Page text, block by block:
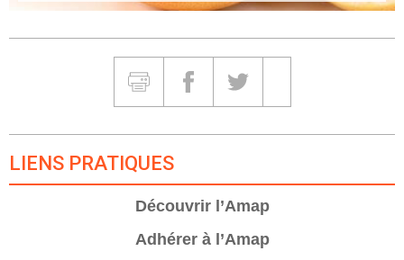
ImprimerPartager sur Facebook
Partager sur Twitter
LIENS PRATIQUES
Découvrir l’Amap
Adhérer à l’Amap